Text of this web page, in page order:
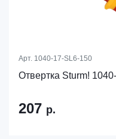
Арт. 1040-17-SL6-150
Отвертка Sturm!
207 р.